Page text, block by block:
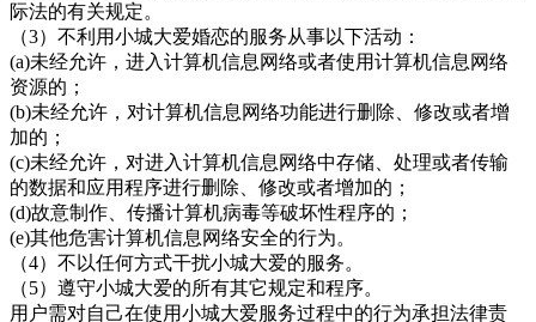
际法的有关规定。
（3）不利用小城大爱婚恋的服务从事以下活动：
(a)未经允许，进入计算机信息网络或者使用计算机信息网络
资源的；
(b)未经允许，对计算机信息网络功能进行删除、修改或者增
加的；
(c)未经允许，对进入计算机信息网络中存储、处理或者传输
的数据和应用程序进行删除、修改或者增加的；
(d)故意制作、传播计算机病毒等破坏性程序的；
(e)其他危害计算机信息网络安全的行为。
（4）不以任何方式干扰小城大爱的服务。
（5）遵守小城大爱的所有其它规定和程序。
用户需对自己在使用小城大爱服务过程中的行为承担法律责